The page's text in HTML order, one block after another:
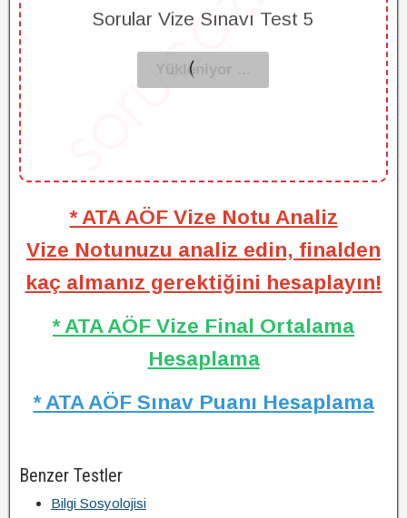
Sorular Vize Sınavı Test 5
* ATA AÖF Vize Notu Analiz
Vize Notunuzu analiz edin, finalden
kaç almanız gerektiğini hesaplayın!
* ATA AÖF Vize Final Ortalama
Hesaplama
* ATA AÖF Sınav Puanı Hesaplama
Benzer Testler
Bilgi Sosyolojisi